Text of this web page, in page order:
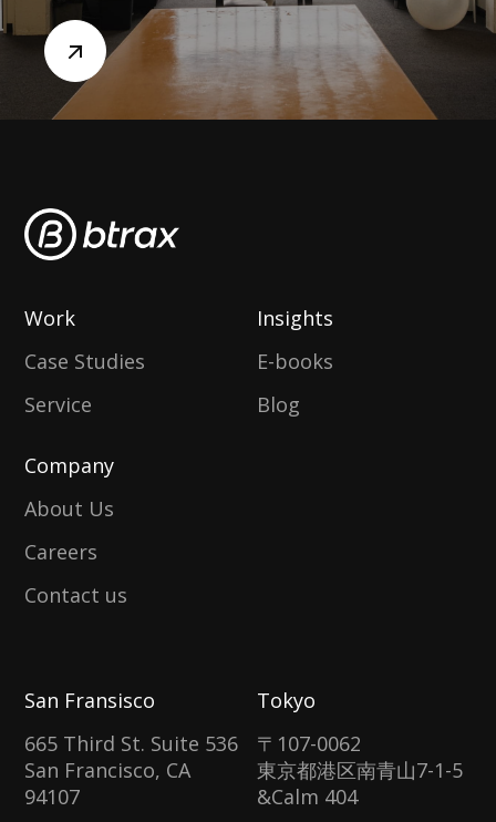
Work
Case Studies
Service
Insights
E-books
Blog
Company
About Us
Careers
Contact us
San Fransisco
665 Third St. Suite 536
San Francisco, CA
94107
Tokyo
〒107-0062
東京都港区南青山7-1-5
&Calm 404